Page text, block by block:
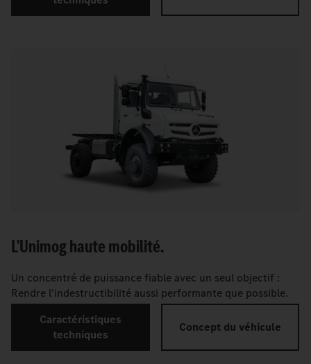
L'Unimog haute mobilité.
Un concentré de puissance fiable avec un seul objectif :
Rendre l'indestructibilité aussi performante que possible.
Caractéristiques
techniques
Concept du véhicule